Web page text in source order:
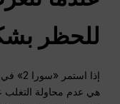
للحظر
إذا
هي عدم محاولة التغلب